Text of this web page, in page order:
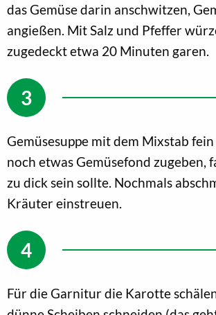
das Gemüse darin anschwitzen,
angießen. Mit Salz und Pfeffer
zugedeckt etwa 20 Minuten garen.
Gemüsesuppe mit dem Mixstab
noch etwas Gemüsefond zugeben,
zu dick sein sollte. Nochmals
Kräuter einstreuen.
Für die Garnitur die Karotte